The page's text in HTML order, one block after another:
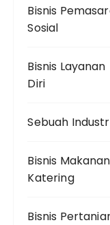
Bisnis
Sosial
Bisnis
Diri
Sebuah
Bisnis
Katering
Bisnis